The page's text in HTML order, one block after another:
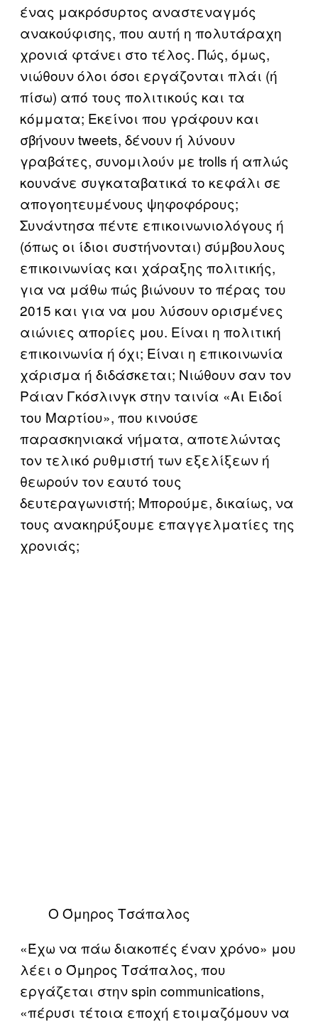
ένας μακρόσυρτος αναστεναγμός
ανακούφισης, που αυτή η πολυτάραχη
χρονιά φτάνει στο τέλος. Πώς, όμως,
νιώθουν όλοι όσοι εργάζονται πλάι (ή
πίσω) από τους πολιτικούς και τα
κόμματα; Εκείνοι που γράφουν και
σβήνουν tweets, δένουν ή λύνουν
γραβάτες, συνομιλούν με trolls ή απλώς
κουνάνε συγκαταβατικά το κεφάλι σε
απογοητευμένους ψηφοφόρους;
Συνάντησα πέντε επικοινωνιολόγους ή
(όπως οι ίδιοι συστήνονται) σύμβουλους
επικοινωνίας και χάραξης πολιτικής,
για να μάθω πώς βιώνουν το πέρας του
2015 και για να μου λύσουν ορισμένες
αιώνιες απορίες μου. Είναι η πολιτική
επικοινωνία ή όχι; Είναι η επικοινωνία
χάρισμα ή διδάσκεται; Νιώθουν σαν τον
Ράιαν Γκόσλινγκ στην ταινία «Αι Ειδοί
του Μαρτίου», που κινούσε
παρασκηνιακά νήματα, αποτελώντας
τον τελικό ρυθμιστή των εξελίξεων ή
θεωρούν τον εαυτό τους
δευτεραγωνιστή; Μπορούμε, δικαίως, να
τους ανακηρύξουμε επαγγελματίες της
χρονιάς;
Ο Όμηρος Τσάπαλος
«Έχω να πάω διακοπές έναν χρόνο» μου
λέει ο Όμηρος Τσάπαλος, που
εργάζεται στην spin communications,
«πέρυσι τέτοια εποχή ετοιμαζόμουν να